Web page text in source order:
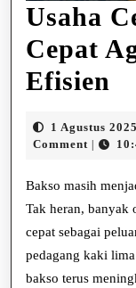
Usaha
Cepat
Efisien
1 Agustus 2025
Comment |
Bakso masih
Tak heran, banyak
cepat sebagai
pedagang kaki
bakso terus